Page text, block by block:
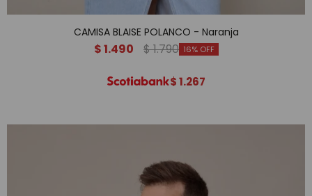
CAMISA BLAISE POLANCO - Naranja
$1.490 $1.790 16
$1.267